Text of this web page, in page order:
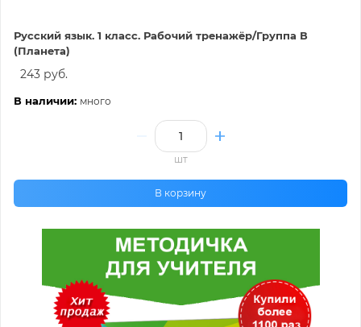
Русский язык. 1 класс. Рабочий тренажёр/Группа В
(Планета)
243 руб.
В наличии: много
шт
В корзину